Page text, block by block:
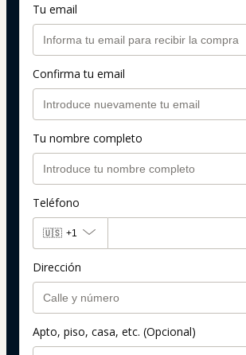
Tu email
Confirma tu email
Tu nombre completo
Teléfono
🇺🇸 +1
Dirección
Apto, piso, casa, etc. (Opcional)